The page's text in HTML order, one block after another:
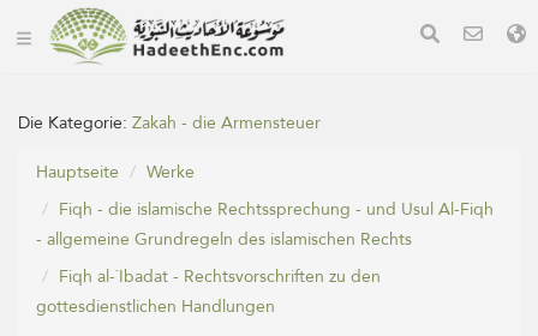
Die Kategorie:Zakah - die Armensteuer
Hauptseite
Werke
Fiqh - die islamische Rechtssprechung - und Usul Al-Fiqh
- allgemeine Grundregeln des islamischen Rechts
Fiqh al-`Ibadat - Rechtsvorschriften zu den
gottesdienstlichen Handlungen